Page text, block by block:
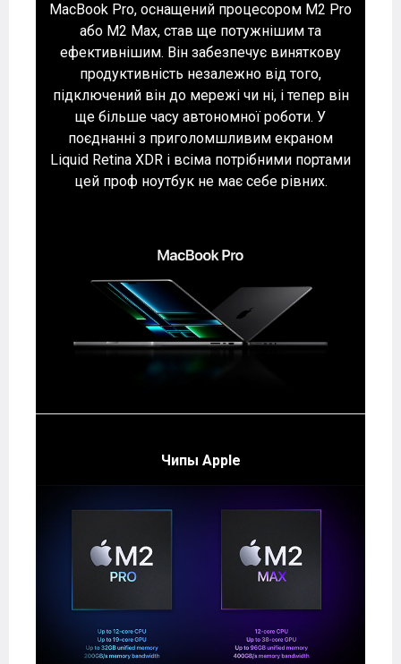
MacBook Pro, оснащений процесором M2 Pro
або M2 Max, став ще потужнішим та
ефективнішим. Він забезпечує виняткову
продуктивність незалежно від того,
підключений він до мережі чи ні, і тепер він
ще більше часу автономної роботи. У
поєднанні з приголомшливим екраном
Liquid Retina XDR і всіма потрібними портами
цей проф ноутбук не має себе рівних.
Чипы Apple